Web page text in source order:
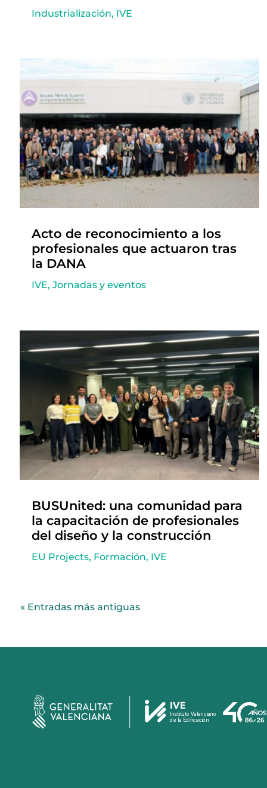
Industrialización, IVE
Acto de reconocimiento a los
profesionales que actuaron tras
la DANA
IVE, Jornadas y eventos
BUSUnited: una comunidad para
la capacitación de profesionales
del diseño y la construcción
EU Projects, Formación, IVE
« Entradas más antiguas